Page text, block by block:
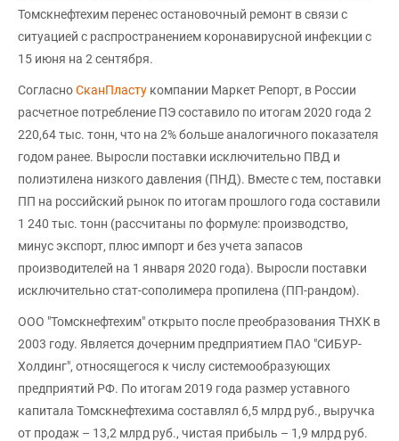
Томскнефтехим перенес остановочный ремонт в связи с
ситуацией с распространением коронавирусной инфекции с
15 июня на 2 сентября.
СогласноСканПласту компании Маркет Репорт, в России
расчетное потребление ПЭ составило по итогам 2020 года 2
220,64 тыс. тонн, что на 2% больше аналогичного показателя
годом ранее. Выросли поставки исключительно ПВД и
полиэтилена низкого давления (ПНД). Вместе с тем, поставки
ПП на российский рынок по итогам прошлого года составили
1 240 тыс. тонн (рассчитаны по формуле: производство,
минус экспорт, плюс импорт и без учета запасов
производителей на 1 января 2020 года). Выросли поставки
исключительно стат-сополимера пропилена (ПП-рандом).
ООО "Томскнефтехим" открыто после преобразования ТНХК в
2003 году. Является дочерним предприятием ПАО "СИБУР-
Холдинг", относящегося к числу системообразующих
предприятий РФ. По итогам 2019 года размер уставного
капитала Томскнефтехима составлял 6,5 млрд руб., выручка
от продаж – 13,2 млрд руб., чистая прибыль – 1,9 млрд руб.